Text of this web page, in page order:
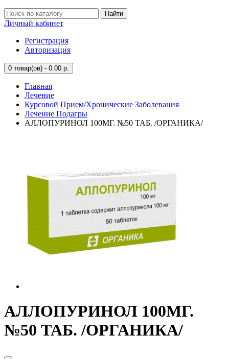
Найти
Личный кабинет
Регистрация
Авторизация
0 товар(ов) - 0.00 р.
Главная
Лечение
Курсовой Прием/Хронические Заболевания
Лечение Подагры
АЛЛОПУРИНОЛ 100МГ. №50 ТАБ. /ОРГАНИКА/
АЛЛОПУРИНОЛ 100МГ.
№50 ТАБ. /ОРГАНИКА/